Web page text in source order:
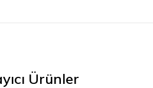
Ürünler